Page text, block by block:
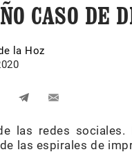
CASO DE
la Hoz
las redes sociales.
las espirales de